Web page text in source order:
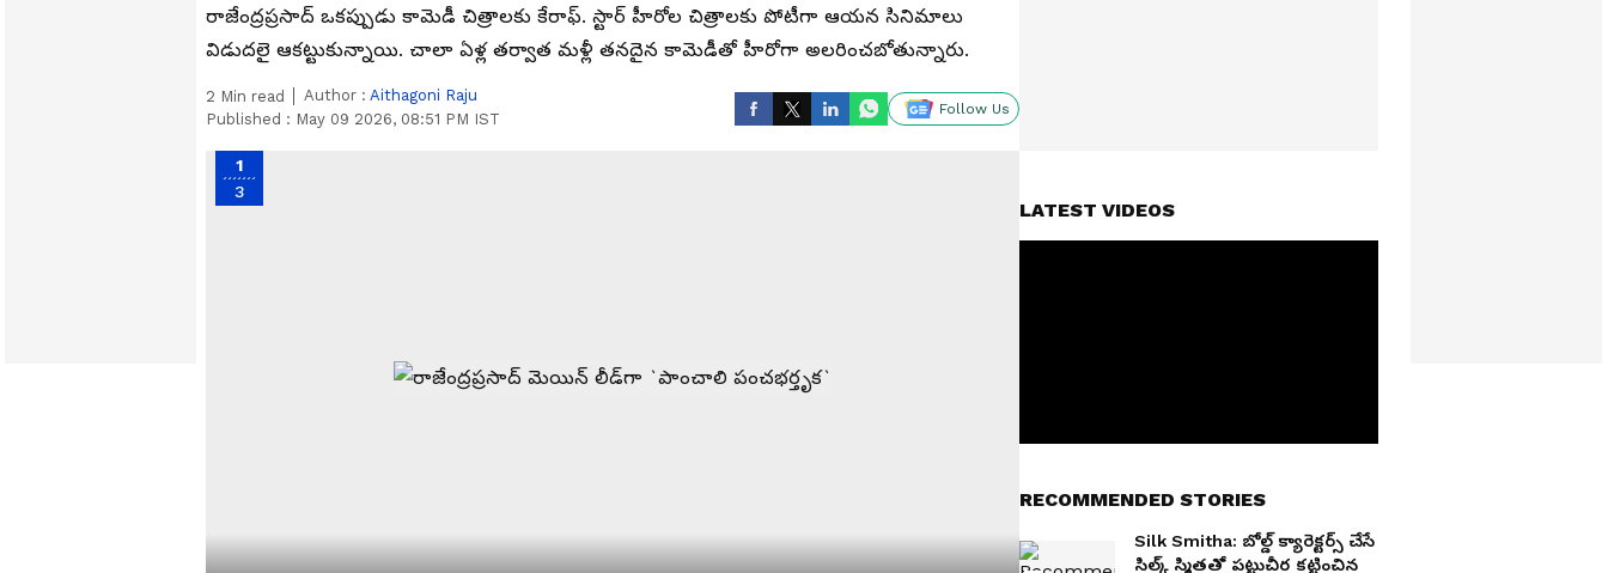
రాజేంద్రప్రసాద్‌ ఒకప్పుడు కామెడీ చిత్రాలకు కేరాఫ్‌. స్టార్‌ హీరోల చిత్రాలకు పోటీగా ఆయన సినిమాలు
విడుదలై ఆకట్టుకున్నాయి. చాలా ఏళ్ల తర్వాత మళ్లీ తనదైన కామెడీతో హీరోగా అలరించబోతున్నారు.
2 Min read Author : Aithagoni Raju
Published : May 09 2026, 08:51 PM IST
Follow Us
1
3
LATEST VIDEOS
RECOMMENDED STORIES
Silk Smitha: బోల్డ్ క్యారెక్టర్స్ చేసే
సిల్క్ స్మితతో పట్టుచీర కట్టించిన